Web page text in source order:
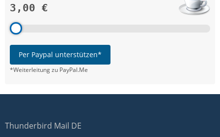
3,00 €
Per Paypal unterstützen*
*Weiterleitung zu PayPal.Me
Thunderbird Mail DE